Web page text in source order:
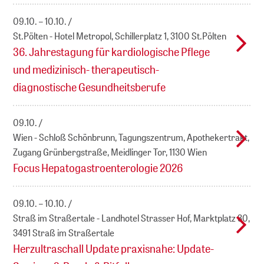
09.10. – 10.10.
St.Pölten - Hotel Metropol, Schillerplatz 1, 3100 St.Pölten
36. Jahrestagung für kardiologische Pflege
und medizinisch- therapeutisch-
diagnostische Gesundheitsberufe
09.10.
Wien - Schloß Schönbrunn, Tagungszentrum, Apothekertrakt,
Zugang Grünbergstraße, Meidlinger Tor, 1130 Wien
Focus Hepatogastroenterologie 2026
09.10. – 10.10.
Straß im Straßertale - Landhotel Strasser Hof, Marktplatz 30,
3491 Straß im Straßertale
Herzultraschall Update praxisnahe: Update-